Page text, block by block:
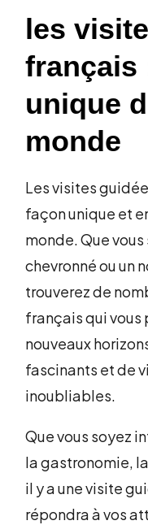
les
français
unique
monde
Les visites
façon unique et
monde. Que
chevronné ou un
trouverez de
français qui
nouveaux
fascinants et de
inoubliables.
Que vous soyez
la gastronomie,
il y a une visite
répondra à vos